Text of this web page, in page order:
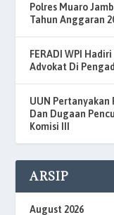
Polres Muaro
Tahun Anggaran
FERADI WPI
Advokat Di
UUN Pertanyakan
Dan Dugaan
Komisi III
ARSIP
August 2026